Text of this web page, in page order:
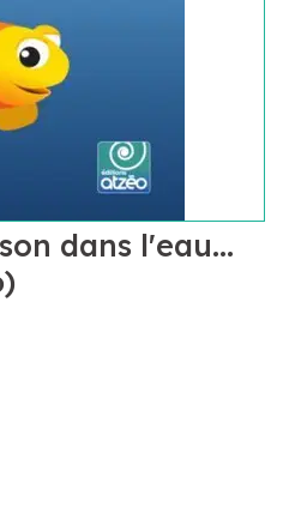
dans l'eau...